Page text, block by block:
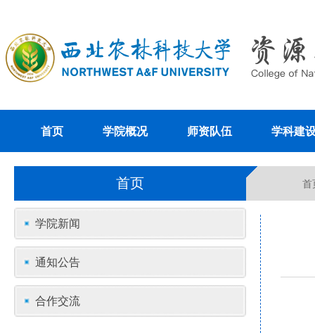
首页 学院概况 师资队伍 学科建
首页 首
学院新闻
通知公告
合作交流